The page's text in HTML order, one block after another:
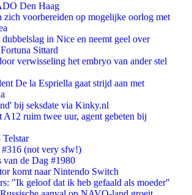
Den Haag
zich voorbereiden op mogelijke oorlog met
in Nice en neemt geel over
Sittard
verwisseling het embryo van ander stel
De la Espriella gaat strijd aan met
bij seksdate via Kinky.nl
ruim twee uur, agent gebeten bij
(not very sfw!)
van de Dag #1980
komt naar Nintendo Switch
"Ik geloof dat ik heb gefaald als moeder"